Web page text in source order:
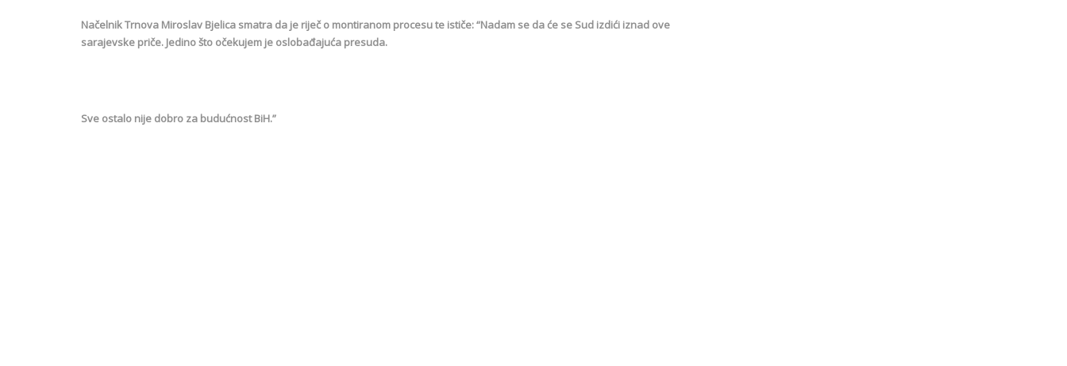
Načelnik Trnova Miroslav Bjelica smatra da je riječ o montiranom procesu te ističe: “Nadam se da će se Sud izdići iznad ove
sarajevske priče. Јedino što očekujem je oslobađajuća presuda.
Sve ostalo nije dobro za budućnost BiH.”